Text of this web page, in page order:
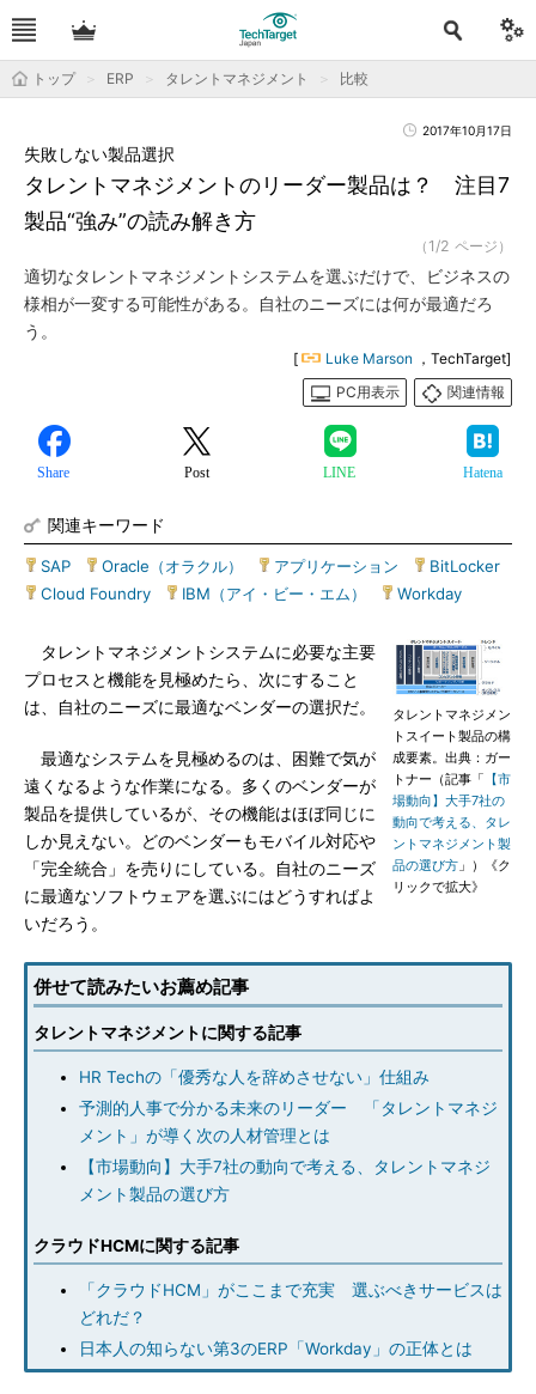
トップ ERP タレントマネジメント 比較
2017年10月17日
タレントマネジメントのリーダー製品は？ 注目7
製品“強み”の読み解き方
失敗しない製品選択
（1/2 ページ）
適切なタレントマネジメントシステムを選ぶだけで、ビジネスの
様相が一変する可能性がある。自社のニーズには何が最適だろ
う。
[ Luke Marson ，TechTarget]
PC用表示
関連情報
Share Post LINE Hatena
関連キーワード
SAP Oracle（オラクル） アプリケーション BitLocker
Cloud Foundry
IBM（アイ・ビー・エム） Workday
タレントマネジメン
トスイート製品の構
成要素。出典：ガー
トナー（記事「 【市
場動向】大手7社の
動向で考える、タレ
ントマネジメント製
品の選び方 」）《ク
リックで拡大》
タレントマネジメントシステムに必要な主要
プロセスと機能を見極めたら、次にすること
は、自社のニーズに最適なベンダーの選択だ。
最適なシステムを見極めるのは、困難で気が
遠くなるような作業になる。多くのベンダーが
製品を提供しているが、その機能はほぼ同じに
しか見えない。どのベンダーもモバイル対応や
「完全統合」を売りにしている。自社のニーズ
に最適なソフトウェアを選ぶにはどうすればよ
いだろう。
併せて読みたいお薦め記事
タレントマネジメントに関する記事
HR Techの「優秀な人を辞めさせない」仕組み
予測的人事で分かる未来のリーダー 「タレントマネジ
メント」が導く次の人材管理とは
【市場動向】大手7社の動向で考える、タレントマネジ
メント製品の選び方
クラウドHCMに関する記事
「クラウドHCM」がここまで充実 選ぶべきサービスは
どれだ？
日本人の知らない第3のERP「Workday」の正体とは